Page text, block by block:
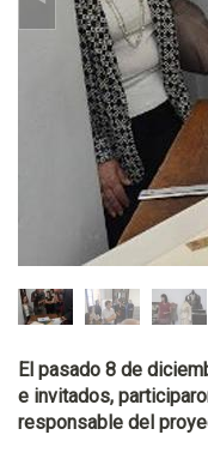
El pasado 8 de
e invitados,
responsable del